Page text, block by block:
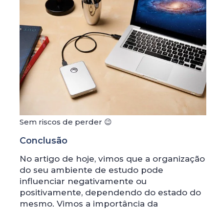
Sem riscos de perder 😉
Conclusão
No artigo de hoje, vimos que a organização
do seu ambiente de estudo pode
influenciar negativamente ou
positivamente, dependendo do estado do
mesmo. Vimos a importância da